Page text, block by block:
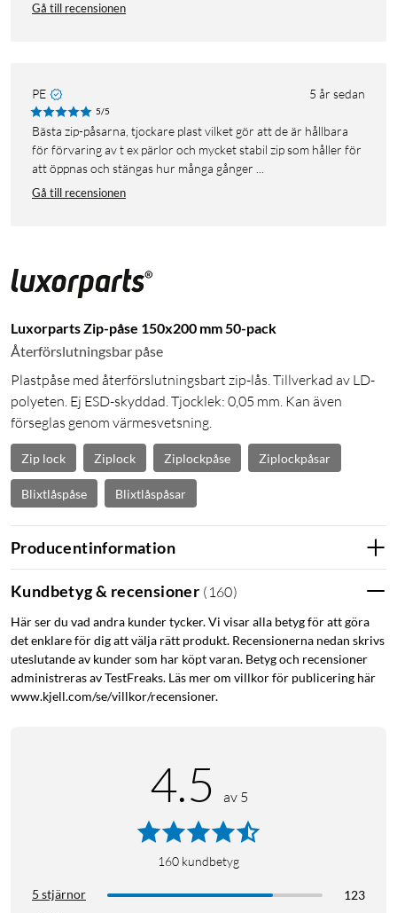
Gå till recensionen
PE 5 år sedan
5/5
Bästa zip-påsarna, tjockare plast vilket gör att de är hållbara
för förvaring av t ex pärlor och mycket stabil zip som håller för
att öppnas och stängas hur många gånger ...
Gå till recensionen
Luxorparts Zip-påse 150x200 mm 50-pack
Återförslutningsbar påse
Plastpåse med återförslutningsbart zip-lås. Tillverkad av LD-
polyeten. Ej ESD-skyddad. Tjocklek: 0,05 mm. Kan även
förseglas genom värmesvetsning.
Zip lock Ziplock Ziplockpåse Ziplockpåsar
Blixtlåspåse Blixtlåspåsar
Producentinformation
Kundbetyg & recensioner ( 160)
Här ser du vad andra kunder tycker. Vi visar alla betyg för att göra
det enklare för dig att välja rätt produkt. Recensionerna nedan skrivs
uteslutande av kunder som har köpt varan. Betyg och recensioner
administreras av TestFreaks. Läs mer om villkor för publicering här
www.kjell.com/se/villkor/recensioner.
4.5 av 5
160 kundbetyg
5 stjärnor
123